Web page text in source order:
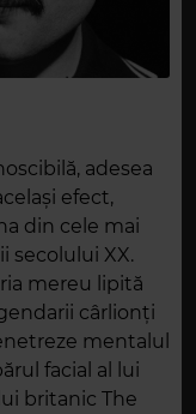
adesea
efect,
din cele mai
secolului XX.
mereu lipită
cârlionți
mentalul
facial al lui
britanic The